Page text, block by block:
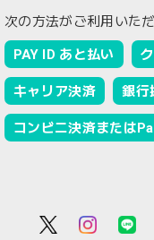
次の方法がご利用いただ
PAY ID あと払い
キャリア決済 銀行
コンビニ決済または